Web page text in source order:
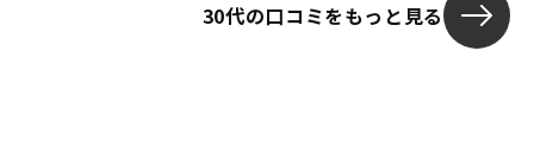
30代の口コミをもっと見る